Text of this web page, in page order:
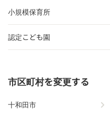
小規模保育所
認定こども園
市区町村を変更する
十和田市 chevron_right